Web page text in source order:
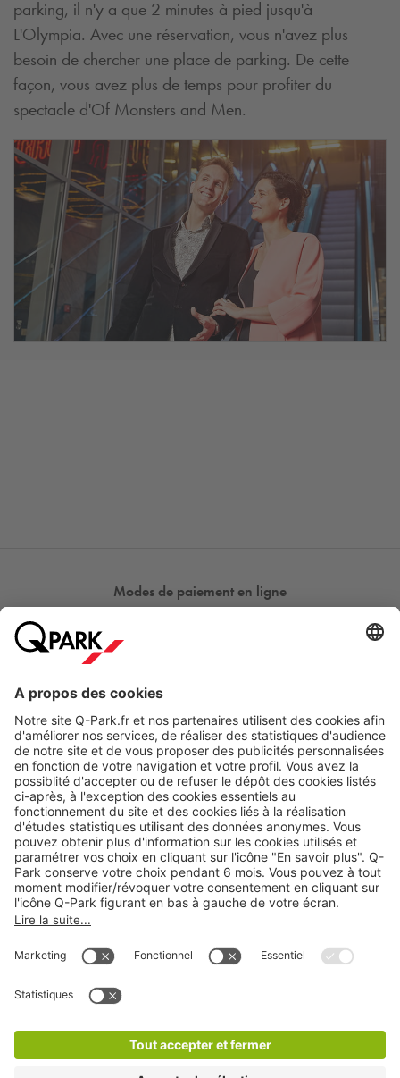
parking, il n'y a que 2 minutes à pied jusqu'à
L'Olympia. Avec une réservation, vous n'avez plus
besoin de chercher une place de parking. De cette
façon, vous avez plus de temps pour profiter du
spectacle d'Of Monsters and Men.
Modes de paiement en ligne
A propos
Nos produits
Nos services
CGV
CGU